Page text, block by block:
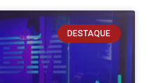
DESTAQUE